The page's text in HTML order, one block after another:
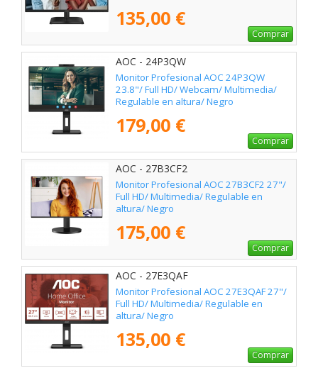
135,00 €
Comprar
AOC - 24P3QW
Monitor Profesional AOC 24P3QW
23.8"/ Full HD/ Webcam/ Multimedia/
Regulable en altura/ Negro
179,00 €
Comprar
AOC - 27B3CF2
Monitor Profesional AOC 27B3CF2 27"/
Full HD/ Multimedia/ Regulable en
altura/ Negro
175,00 €
Comprar
AOC - 27E3QAF
Monitor Profesional AOC 27E3QAF 27"/
Full HD/ Multimedia/ Regulable en
altura/ Negro
135,00 €
Comprar